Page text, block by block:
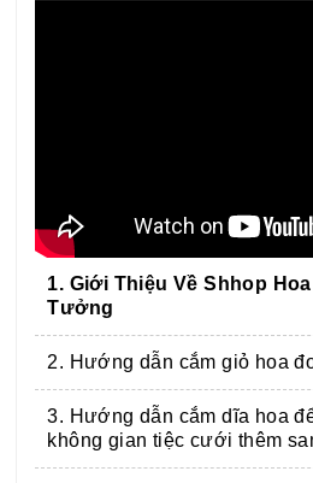
1. Giới Thiệu Về Shhop
Tưởng
2. Hướng dẫn cắm giỏ hoa
3. Hướng dẫn cắm dĩa hoa
không gian tiệc cưới thêm